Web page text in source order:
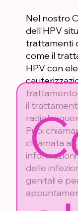
Nel nostro
dell'HPV
trattamenti
come il
HPV con
trattamento
il
Puoi
chiamata al
delle
genitali e